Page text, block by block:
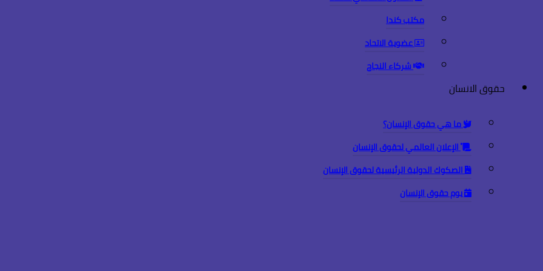
مكتب كندا
عضوية الاتحاد
شركاء النجاح
حقوق الانسان
ما هي حقوق الإنسان؟
الإعلان العالمي لحقوق الإنسان
الصكوك الدولية الرئيسية لحقوق الإنسان
يوم حقوق الإنسان